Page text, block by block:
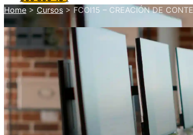
Home > Cursos > FCOI15 – CREACIÓN DE